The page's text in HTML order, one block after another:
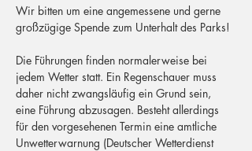
Wir bitten um eine angemessene und gerne
großzügige Spende zum Unterhalt des Parks!
Die Führungen finden normalerweise bei
jedem Wetter statt. Ein Regenschauer muss
daher nicht zwangsläufig ein Grund sein,
eine Führung abzusagen. Besteht allerdings
für den vorgesehenen Termin eine amtliche
Unwetterwarnung (Deutscher Wetterdienst